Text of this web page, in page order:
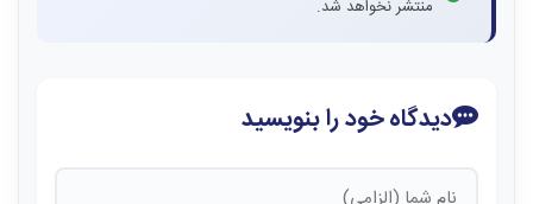
منتشر نخواهد شد.
دیدگاه خود را بنویسید